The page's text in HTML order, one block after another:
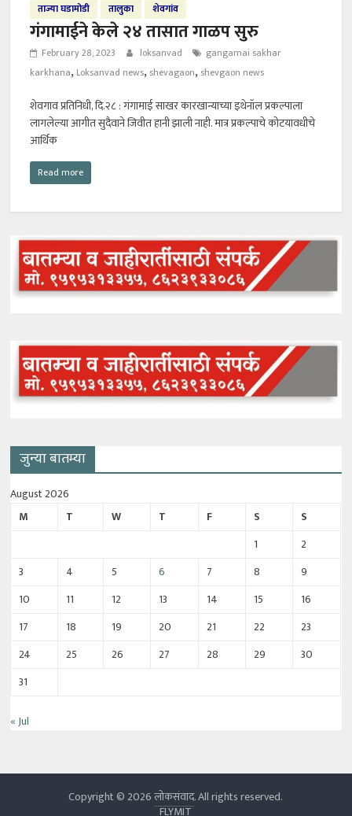
ताज्या घडामोडी तालुका शेवगांव
गंगामाईने केले २४ तासात गाळप सुरु
February 28, 2023 loksanvad
gangamai sakhar
karkhana, Loksanvad news, shevagaon, shevgaon news
शेवगाव प्रतिनिधी, दि.२८ : गंगामाई साखर कारखान्याच्या इथेनॉल प्रकल्पाला
लागलेल्या आगीत सुदैवाने जिवीत हानी झाली नाही. मात्र प्रकल्पाचे कोटयावधीचे
आर्थिक
Read more
जुन्या बातम्या
August 2026
M
T W T F S
S
1
2
3
4 5 6 7 8
9
10
11 12 13 14 15
16
17
18 19 20 21 22
23
24
25 26 27 28 29
30
31
« Jul
Copyright © 2026लोकसंवाद. All rights reserved.
FLYMIT